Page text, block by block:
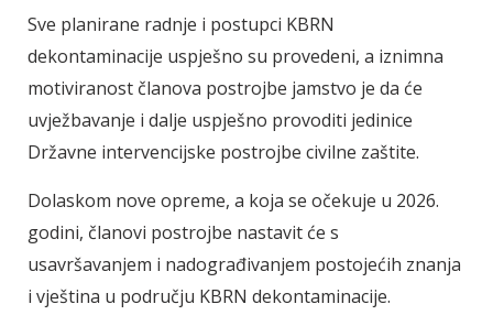
Sve planirane radnje i postupci KBRN
dekontaminacije uspješno su provedeni, a iznimna
motiviranost članova postrojbe jamstvo je da će
uvježbavanje i dalje uspješno provoditi jedinice
Državne intervencijske postrojbe civilne zaštite.
Dolaskom nove opreme, a koja se očekuje u 2026.
godini, članovi postrojbe nastavit će s
usavršavanjem i nadograđivanjem postojećih znanja
i vještina u području KBRN dekontaminacije.